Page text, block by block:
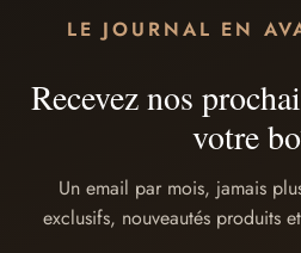
LE JOURNAL EN
Recevez nos
votre
Un email par mois, jamais
exclusifs, nouveautés produits